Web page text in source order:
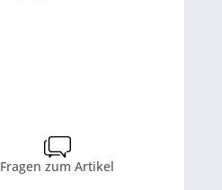
Fragen zum Artikel